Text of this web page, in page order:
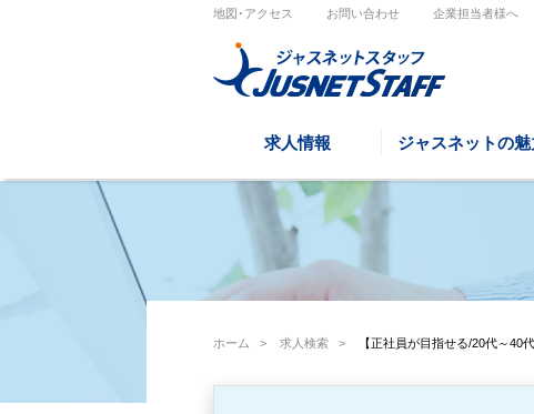
地図･アクセス お問い合わせ 企業担当者様へ
求人情報 ジャスネットの魅
ホーム > 求人検索 > 【正社員が目指せる/20代～40